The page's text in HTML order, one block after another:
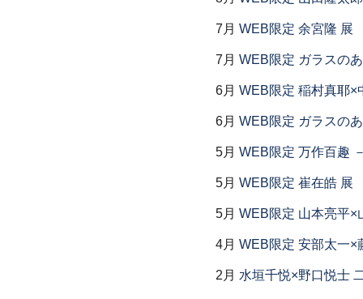
7月 WEB限定 余宮隆 展
7月 WEB限定 ガラスの
6月 WEB限定 稲村真耶×
6月 WEB限定 ガラスの
5月 WEB限定 万作百趣
5月 WEB限定 崔在皓 展
5月 WEB限定 山本亮平×
4月 WEB限定 安部太一×
2月 水垣千悦×野口悦士